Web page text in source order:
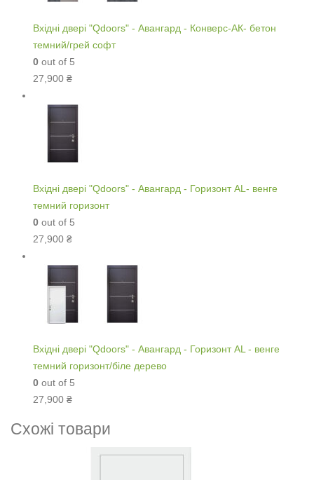
Вхідні двері "Qdoors" - Авангард - Конверс-АК- бетон
темний/грей софт
0 out of 5
27,900 ₴
Вхідні двері "Qdoors" - Авангард - Горизонт AL- венге
темний горизонт
0 out of 5
27,900 ₴
Вхідні двері "Qdoors" - Авангард - Горизонт AL - венге
темний горизонт/біле дерево
0 out of 5
27,900 ₴
Схожі товари